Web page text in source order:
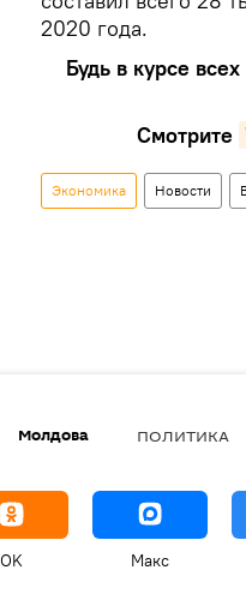
2020 года.
Будь в курсе всех
Смотрите
Экономика Новости
Молдова ПОЛИТИКА
OK Макс